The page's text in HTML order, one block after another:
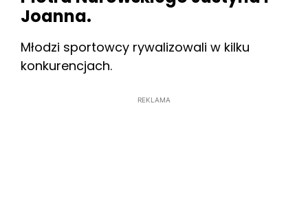
Joanna.
Młodzi sportowcy rywalizowali w kilku
konkurencjach.
REKLAMA